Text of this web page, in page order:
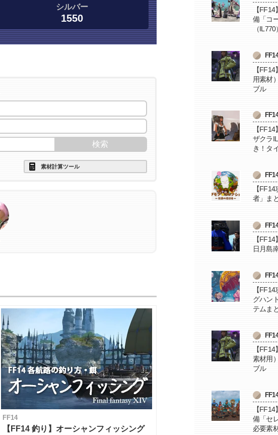
シルバー
1550
素材計算ツール
FF14
【FF14 釣り】オーシャンフィッシング
【
備「コ
（
FF14
【
用素材
ブル
FF14
【
ザクラ
き！タ
FF14
【
者」ま
FF14
【
日月島
FF14
【
グハン
テムま
FF14
【
素材用
ブル
FF14
【
備「セ
必要素